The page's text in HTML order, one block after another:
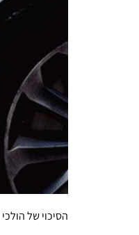
הסיכוי של הולכי